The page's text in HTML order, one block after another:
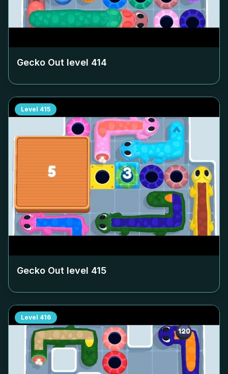
Gecko Out level 414
Level 415
Gecko Out level 415
Level 416